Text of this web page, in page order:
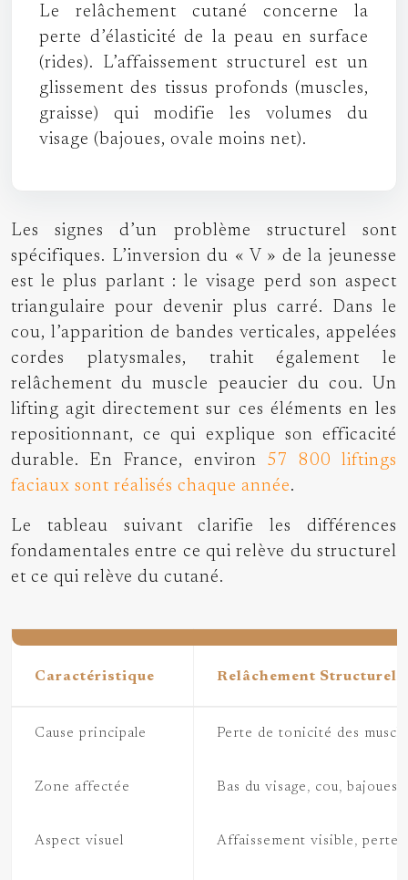
Le relâchement cutané concerne la
perte d’élasticité de la peau en surface
(rides). L’affaissement structurel est un
glissement des tissus profonds (muscles,
graisse) qui modifie les volumes du
visage (bajoues, ovale moins net).
Les signes d’un problème structurel sont
spécifiques. L’inversion du « V » de la jeunesse
est le plus parlant : le visage perd son aspect
triangulaire pour devenir plus carré. Dans le
cou, l’apparition de bandes verticales, appelées
cordes platysmales, trahit également le
relâchement du muscle peaucier du cou. Un
lifting agit directement sur ces éléments en les
repositionnant, ce qui explique son efficacité
durable. En France, environ 57 800 liftings
faciaux sont réalisés chaque année.
Le tableau suivant clarifie les différences
fondamentales entre ce qui relève du structurel
et ce qui relève du cutané.
Caractéristique Relâchement Structurel
Cause principale Perte de tonicité des
Zone affectée Bas du visage, cou,
Aspect visuel Affaissement visible, perte